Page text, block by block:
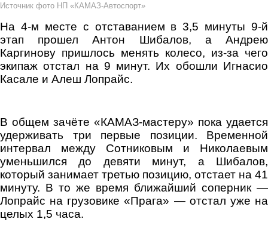
Источник фото НП «КАМАЗ-Автоспорт»
На 4-м месте с отставанием в 3,5 минуты 9-й
этап прошел Антон Шибалов, а Андрею
Каргинову пришлось менять колесо, из-за чего
экипаж отстал на 9 минут. Их обошли Игнасио
Касале и Алеш Лопрайс.
В общем зачёте «КАМАЗ-мастеру» пока удается
удерживать три первые позиции. Временной
интервал между Сотниковым и Николаевым
уменьшился до девяти минут, а Шибалов,
который занимает третью позицию, отстает на 41
минуту. В то же время ближайший соперник —
Лопрайс на грузовике «Прага» — отстал уже на
целых 1,5 часа.